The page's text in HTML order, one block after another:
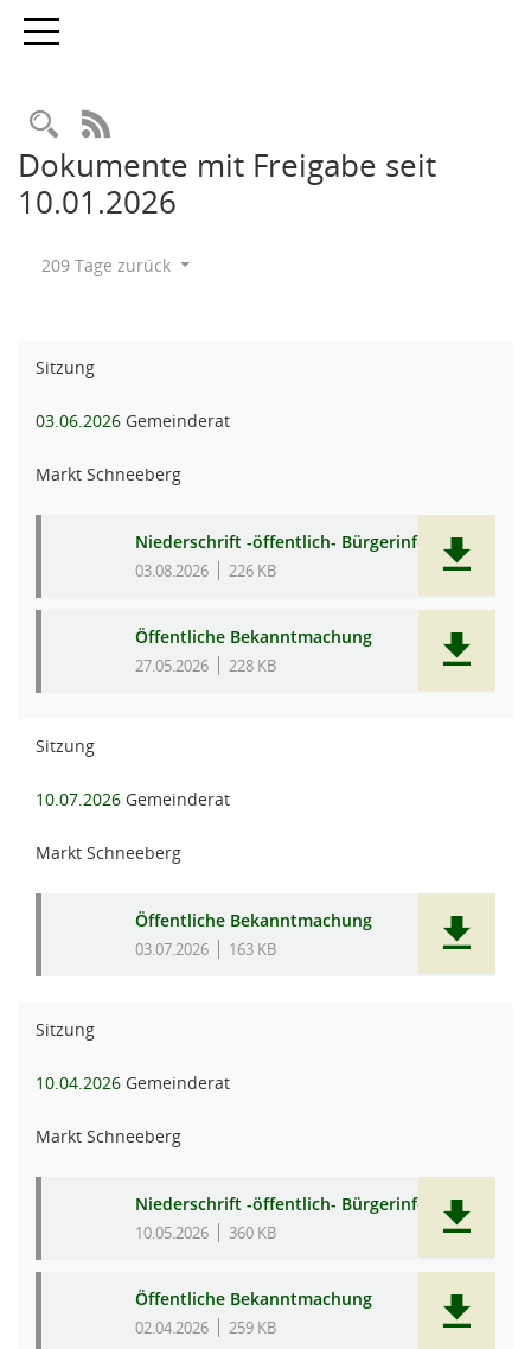
Toggle navigation
Rechercheauswahl
RSS-Feed
Dokumente mit Freigabe seit
10.01.2026
209 Tage zurück
Sitzung
03.06.2026 Gemeinderat
Markt Schneeberg
Niederschrift -öffentlich- Bürgerinfo
03.08.2026 226 KB
Öffentliche Bekanntmachung
27.05.2026 228 KB
Sitzung
10.07.2026 Gemeinderat
Markt Schneeberg
Öffentliche Bekanntmachung
03.07.2026 163 KB
Sitzung
10.04.2026 Gemeinderat
Markt Schneeberg
Niederschrift -öffentlich- Bürgerinfo
10.05.2026 360 KB
Öffentliche Bekanntmachung
02.04.2026 259 KB